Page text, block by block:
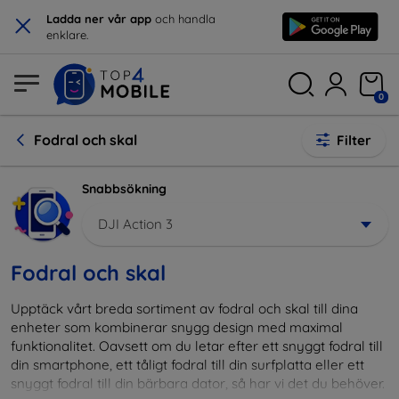
× Ladda ner vår app och handla
enklare.
0
Fodral och skal Filter
Snabbsökning
DJI Action 3
Fodral och skal
Upptäck vårt breda sortiment av fodral och skal till dina
enheter som kombinerar snygg design med maximal
funktionalitet. Oavsett om du letar efter ett snyggt fodral till
din smartphone, ett tåligt fodral till din surfplatta eller ett
snyggt fodral till din bärbara dator, så har vi det du behöver.